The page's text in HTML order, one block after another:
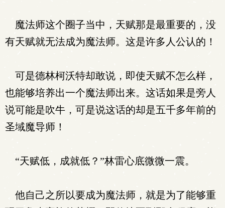
魔法师这个圈子当中，天赋那是最重要的，没
有天赋就无法成为魔法师。这是许多人公认的！
可是德林柯沃特却敢说，即使天赋不怎么样，
也能够培养出一个魔法师出来。这话如果是旁人
说可能是吹牛，可是说这话的却是五千多年前的
圣域魔导师！
“天赋低，成就低？”林雷心底微微一震。
他自己之所以要成为魔法师，就是为了能够重